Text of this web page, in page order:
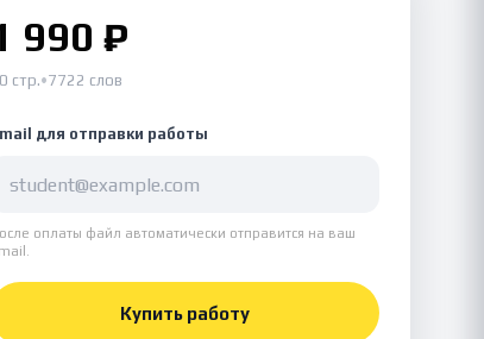
990 ₽
стр.•7722 слов
для отправки работы
оплаты файл автоматически отправится на ваш
Купить работу